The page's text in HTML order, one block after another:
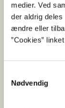
medier. Ved
der aldrig
ændre eller
”Cookies”
Nødvendig
EU-